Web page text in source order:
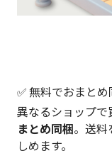
✅ 無料でおまと
異なるショップで
まとめ同梱。送料
しめます。